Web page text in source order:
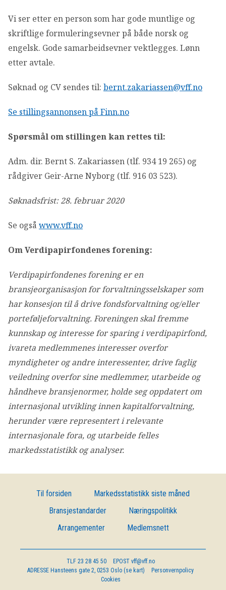
Vi ser etter en person som har gode muntlige og
skriftlige formuleringsevner på både norsk og
engelsk. Gode samarbeidsevner vektlegges. Lønn
etter avtale.
Søknad og CV sendes til: bernt.zakariassen@vff.no
Se stillingsannonsen på Finn.no
Spørsmål om stillingen kan rettes til:
Adm. dir. Bernt S. Zakariassen (tlf. 934 19 265) og
rådgiver Geir-Arne Nyborg (tlf. 916 03 523).
Søknadsfrist: 28. februar 2020
Se også www.vff.no
Om Verdipapirfondenes forening:
Verdipapirfondenes forening er en
bransjeorganisasjon for forvaltningsselskaper som
har konsesjon til å drive fondsforvaltning og/eller
porteføljeforvaltning. Foreningen skal fremme
kunnskap og interesse for sparing i verdipapirfond,
ivareta medlemmenes interesser overfor
myndigheter og andre interessenter, drive faglig
veiledning overfor sine medlemmer, utarbeide og
håndheve bransjenormer, holde seg oppdatert om
internasjonal utvikling innen kapitalforvaltning,
herunder være representert i relevante
internasjonale fora, og utarbeide felles
markedsstatistikk og analyser.
Til forsiden
Markedsstatistikk siste måned
Bransjestandarder
Næringspolitikk
Arrangementer
Medlemsnett
TLF 23 28 45 50 EPOST vff@vff.no
ADRESSE Hansteens gate 2, 0253 Oslo (se kart)
Personvernpolicy
Cookies